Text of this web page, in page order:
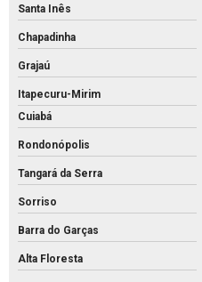
Santa Inês
Chapadinha
Grajaú
Itapecuru-Mirim
Cuiabá
Rondonópolis
Tangará da Serra
Sorriso
Barra do Garças
Alta Floresta